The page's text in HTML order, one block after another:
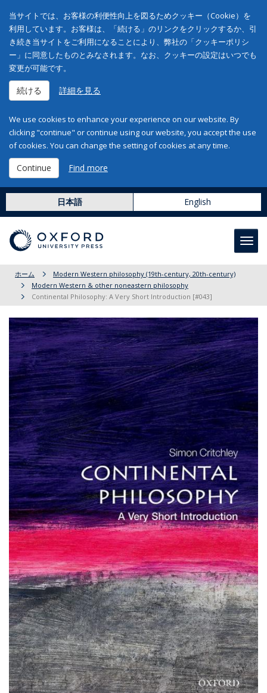
当サイトでは、お客様の利便性向上を図るためクッキー（Cookie）を
利用しています。お客様は、「続ける」のリンクをクリックするか、引
き続き当サイトをご利用になることにより、弊社の「クッキーポリシ
ー」に同意したものとみなされます。なお、クッキーの設定はいつでも
変更が可能です。
続ける 詳細を見る
We use cookies to enhance your experience on our website. By
clicking "continue" or continue using our website, you accept the use
of cookies. You can change the setting of cookies at any time.
Continue Find more
日本語 English
ホーム
Modern Western philosophy (19th-century, 20th-century)
Modern Western & other noneastern philosophy
Continental Philosophy: A Very Short Introduction [#043]